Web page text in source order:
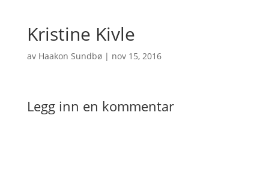
Kristine Kivle
av Haakon Sundbø| nov 15, 2016
Legg inn en kommentar